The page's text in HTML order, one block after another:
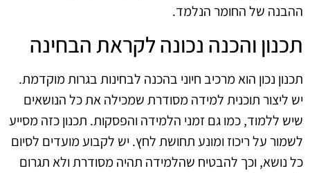
ההבנה של החומר הנלמד.
תכנון והכנה נכונה לקראת הבחינה
תכנון נכון הוא מרכיב חיוני בהכנה לבחינות בגרות מוקדמת.
יש ליצור תוכנית למידה מסודרת שמכילה את כל הנושאים
שיש ללמוד, כמו גם זמני הלמידה והפסקות. תכנון כזה מסייע
לשמור על ריכוז ומונע תחושת לחץ. יש לקבוע מועדים לסיום
כל נושא, וכך להבטיח שהלמידה תהיה מסודרת ולא תגרום